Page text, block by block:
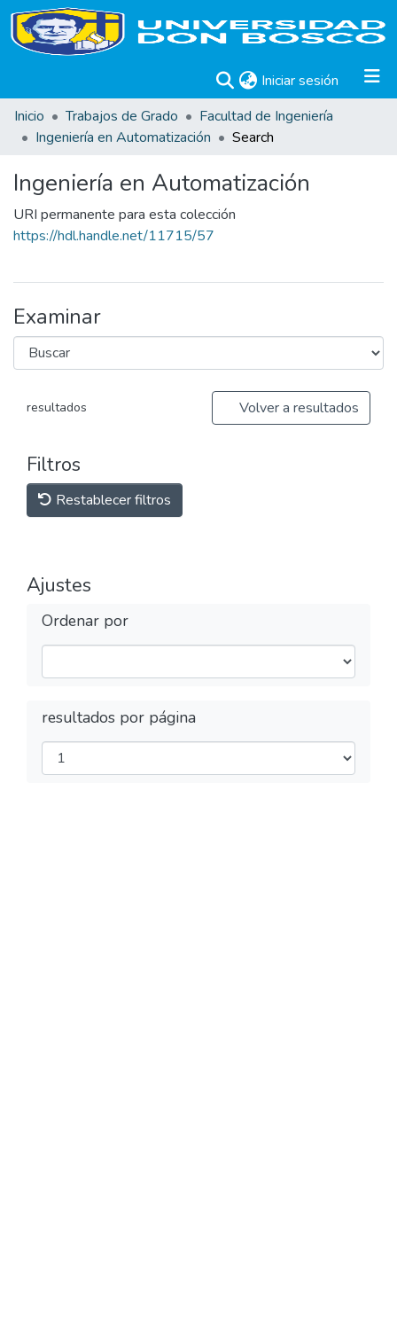
Iniciar sesión (current)
Inicio
Trabajos de Grado
Facultad de Ingeniería
Ingeniería en Automatización
Search
Ingeniería en Automatización
URI permanente para esta colección
https://hdl.handle.net/11715/57
Examinar
resultados Volver a resultados
Filtros
Restablecer filtros
Ajustes
Ordenar por
resultados por página